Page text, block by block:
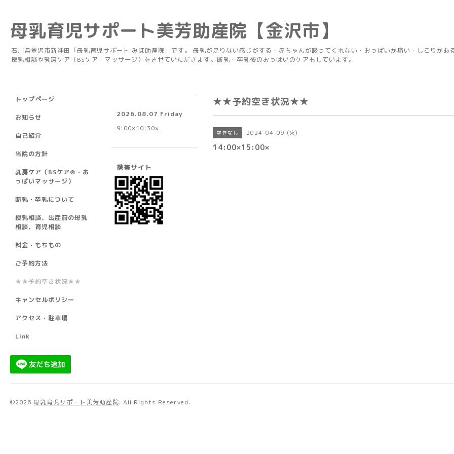
母乳育児サポート美芳助産院【金沢市】
石川県金沢市新神田「母乳育児サポート みほ助産院」です。 母乳が足りない感じがする・赤ちゃんが吸ってくれない・おっぱいが痛い・しこりがあ
授乳相談や乳房ケア（BSケア・マッサージ）をさせていただきます。断乳・卒乳後のおっぱいのケアもしています。
★★予約空き状況★★
空きなし 2024-04-09 (火)
14:00×15:00×
トップページ
お知らせ
自己紹介
当院の方針
乳房ケア（BSケア®︎・お
っぱいマッサージ）
断乳・卒乳について
授乳相談、出産前の母乳
相談、育児相談
料金・もちもの
ご予約方法
★★予約空き状況★★
キャンセルポリシー
アクセス・駐車場
Link
2026.08.07 Friday
9:00×10:30×
携帯サイト
©2026 母乳育児サポート美芳助産院. All Rights Reserved.